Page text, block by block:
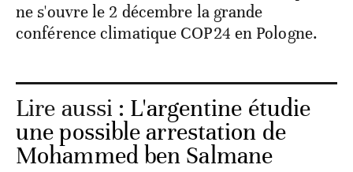
ne s'ouvre le 2 décembre la grande
conférence climatique COP24 en Pologne.
Lire aussi : L'argentine étudie
une possible arrestation de
Mohammed ben Salmane